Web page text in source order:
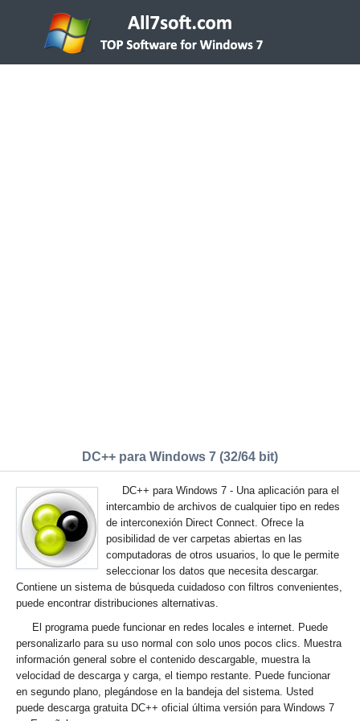
DC++ para Windows 7 (32/64 bit)
DC++ para Windows 7 - Una aplicación para el
intercambio de archivos de cualquier tipo en redes
de interconexión Direct Connect. Ofrece la
posibilidad de ver carpetas abiertas en las
computadoras de otros usuarios, lo que le permite
seleccionar los datos que necesita descargar.
Contiene un sistema de búsqueda cuidadoso con filtros convenientes,
puede encontrar distribuciones alternativas.
El programa puede funcionar en redes locales e internet. Puede
personalizarlo para su uso normal con solo unos pocos clics. Muestra
información general sobre el contenido descargable, muestra la
velocidad de descarga y carga, el tiempo restante. Puede funcionar
en segundo plano, plegándose en la bandeja del sistema. Usted
puede descarga gratuita DC++ oficial última versión para Windows 7